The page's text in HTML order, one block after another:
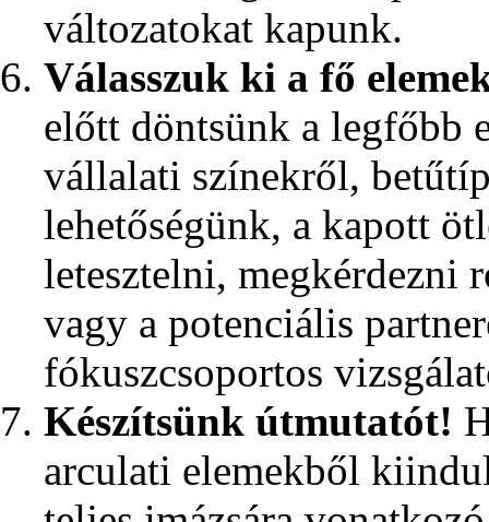
változatokat kapunk.
Válasszuk ki a fő
előtt döntsünk a legfőbb
vállalati színekről,
lehetőségünk, a kapott
letesztelni, megkérdezni
vagy a potenciális
fókuszcsoportos
Készítsünk útmutatót!
arculati elemekből